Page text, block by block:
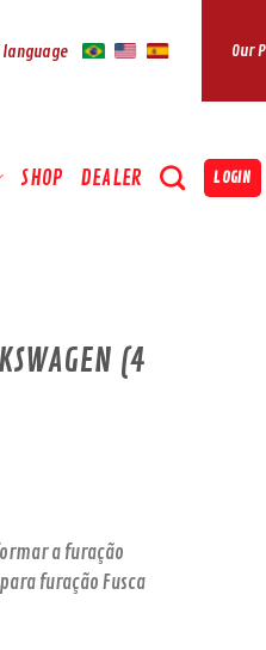
language Our
SHOP DEALER LOGIN
(4
a furação
furação Fusca